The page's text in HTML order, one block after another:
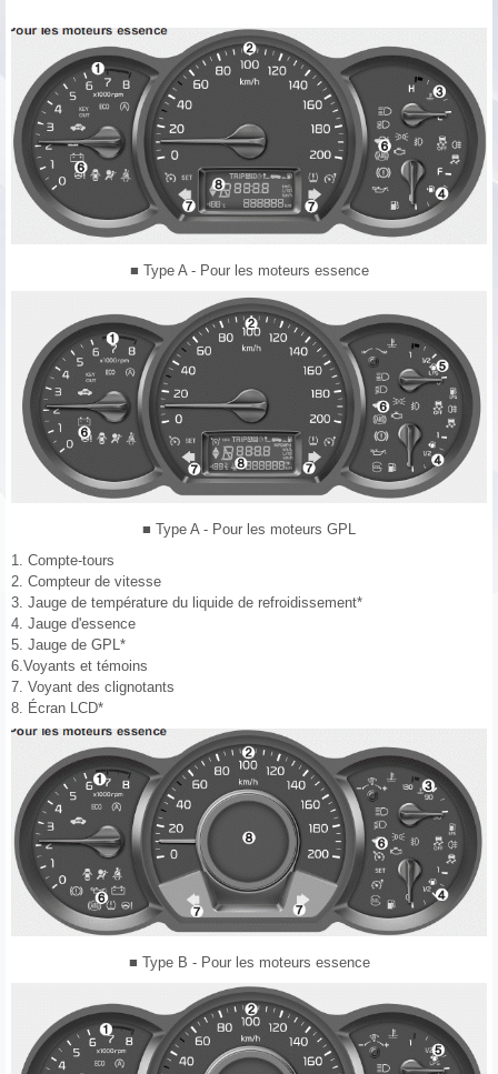
■ Type A - Pour les moteurs essence
■ Type A - Pour les moteurs GPL
1. Compte-tours
2. Compteur de vitesse
3. Jauge de température du liquide de refroidissement*
4. Jauge d'essence
5. Jauge de GPL*
6.Voyants et témoins
7. Voyant des clignotants
8. Écran LCD*
■ Type B - Pour les moteurs essence